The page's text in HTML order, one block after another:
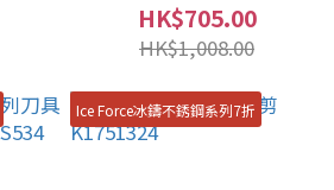
HK$705.00
HK$1,008.00
Ice Force冰鑄不銹鋼系列7折